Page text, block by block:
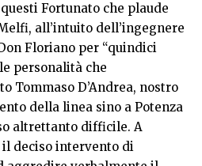
Fortunato che plaude
all’intuito dell’ingegnere
Floriano per “quindici
personalità che
Tommaso D’Andrea, nostro
della linea sino a Potenza
altrettanto difficile. A
il deciso intervento di